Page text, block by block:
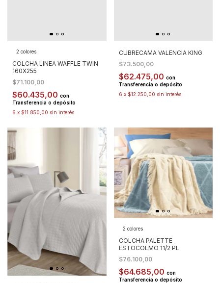
2 colores
COLCHA LINEA WAFFLE TWIN
160X255
$71.100,00
$60.435,00 con
Transferencia o depósito
6 x $11.850,00 sin interés
CUBRECAMA VALENCIA KING
$73.500,00
$62.475,00 con
Transferencia o depósito
6 x $12.250,00 sin interés
2 colores
COLCHA PALETTE
ESTOCOLMO 11/2 PL
$76.100,00
$64.685,00 con
Transferencia o depósito